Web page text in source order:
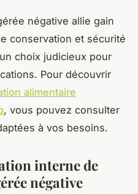
négative allie gain
conservation et sécurité
choix judicieux pour
Pour découvrir
alimentaire
, vous pouvez consulter
à vos besoins.
interne de
négative